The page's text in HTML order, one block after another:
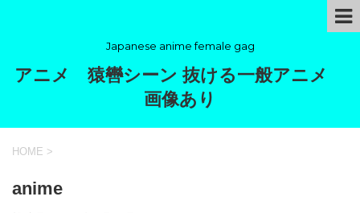
Japanese anime female gag
アニメ 猿轡シーン 抜ける一般アニメ
画像あり
HOME >
anime